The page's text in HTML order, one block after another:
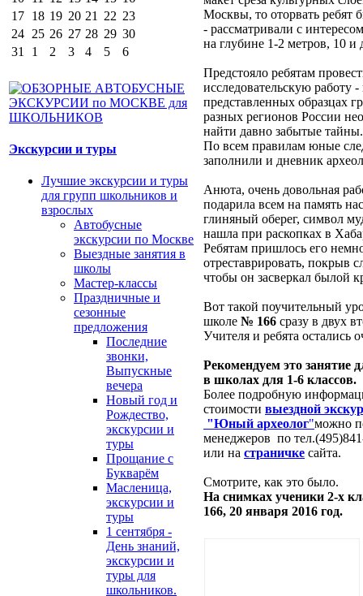
17 18 19 20 21 22 23
24 25 26 27 28 29 30
31
1 2 3 4 5 6
Экскурсии и туры
Лучшие экскурсии и туры
для групп школьников и
взрослых
Автобусные
экскурсии по Москве
Выездные занятия в
школы
Мастер-классы
Праздничные и
сезонные
предложения
Последние
звонки,
Выпускные
вечера
Новый год и
Рождество,
экскурсии и
туры
Прощание с
Букварём
Масленица,
экскурсии и
туры
1 сентября -
День знаний,
экскурсии и
туры для
школьников.
Москвы, то оторвать ребят
- рассматривали с
на глубине 1-2 метров, 10 и
Предстояло ребятам
исследовательскую работу -
представленных образцах
разных регионов России
найти давно забытые тайны.
По всем правилам юные
заполнили и дневник
Анюта, очень довольная
подарила всем на память
глиняный оберег, символ
нашла при раскопках в
Ребятам пришлось его
отреставрировать, покрыв
чтобы он засверкал былой
Вот такой поучительный
школе № 166 сразу в двух
Учителя и ребята остались
Рекомендуем это занятие
в школах для 1-6 классов.
Более подробную
стоимости выездной
"Юный археолог"можно
менеджеров по
или на страничке сайта.
Смотрите, как это было.
На снимках ученики 2-х
166, 20 января 2016 год.